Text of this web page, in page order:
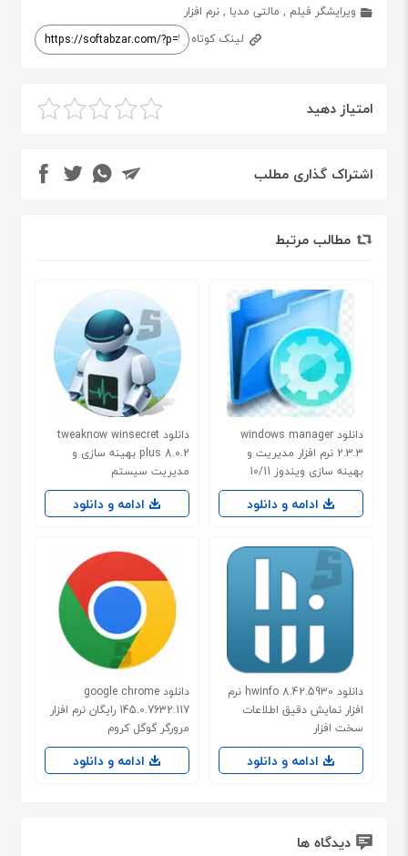
ویرایشگر فیلم , مالتی مدیا ,نرم افزار
لینک کوتاه
امتیاز دهید
اشتراک گذاری مطلب
مطالب مرتبط
دانلود windows manager
2.3.3 نرم افزار مدیریت و
بهینه سازی ویندوز 10/11
ادامه و دانلود
دانلود tweaknow winsecret
plus 8.0.2 بهینه سازی و
مدیریت سیستم
ادامه و دانلود
دانلود hwinfo 8.42.5930 نرم
افزار نمایش دقیق اطلاعات
سخت افزار
ادامه و دانلود
دانلود google chrome
145.0.7632.117 رایگان نرم افزار
مرورگر گوگل کروم
ادامه و دانلود
دیدگاه ها